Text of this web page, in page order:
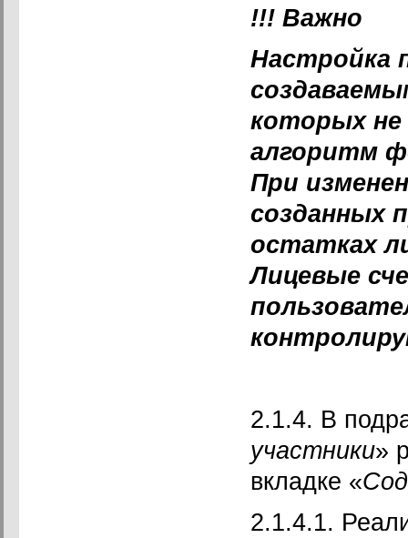
!!! Важно
Настройка
которых не
алгоритм
При
созданных
остатках
Лицевые
2.1.4. В
участники»
вкладке «
2.1.4.1.